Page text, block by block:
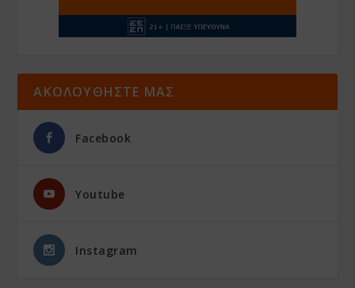
ΑΚΟΛΟΥΘΗΣΤΕ ΜΑΣ
Facebook
Youtube
Instagram